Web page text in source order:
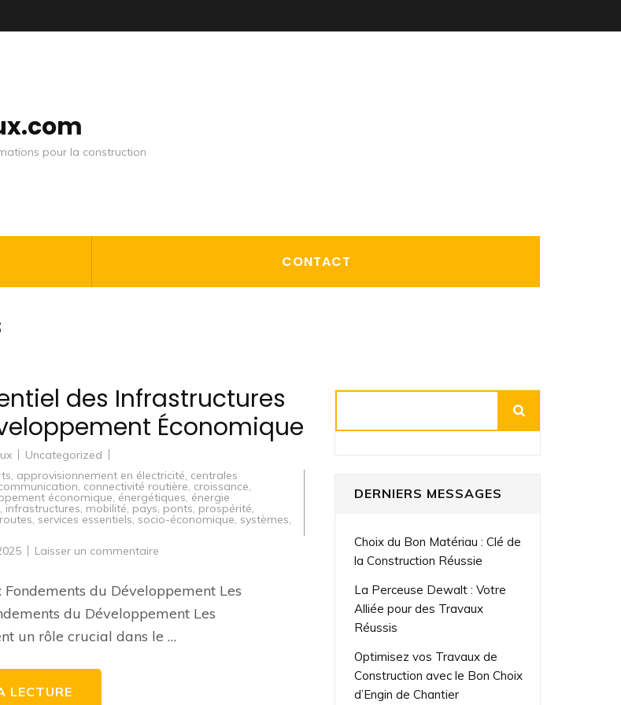
pour la construction
CONTACT
des Infrastructures
Économique
Uncategorized
, approvisionnement en électricité, centrales
, connectivité routière, croissance,
économique, énergétiques, énergie
, infrastructures, mobilité, pays, ponts, prospérité,
routes, services essentiels, socio-économique, systèmes,
Laisser un commentaire
des
dans
Développement
Fondements du Développement Les
du Développement Les
un rôle crucial dans le …
LECTURE
DERNIERS MESSAGES
Choix du Bon Matériau : Clé de
la Construction Réussie
La Perceuse Dewalt : Votre
Alliée pour des Travaux
Réussis
Optimisez vos Travaux de
Construction avec le Bon Choix
d’Engin de Chantier